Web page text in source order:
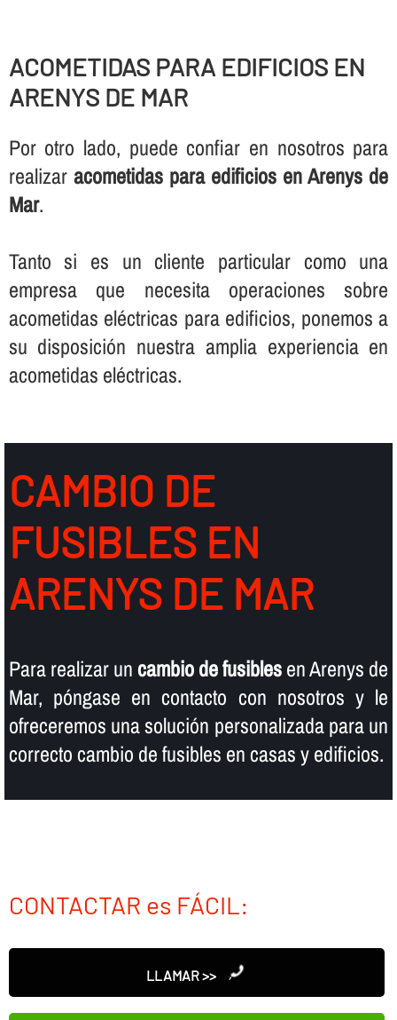
ACOMETIDAS PARA EDIFICIOS EN
ARENYS DE MAR
Por otro lado, puede confiar en nosotros para
realizar acometidas para edificios en Arenys de
Mar.
Tanto si es un cliente particular como una
empresa que necesita operaciones sobre
acometidas eléctricas para edificios, ponemos a
su disposición nuestra amplia experiencia en
acometidas eléctricas.
CAMBIO DE
FUSIBLES EN
ARENYS DE MAR
Para realizar uncambio de fusiblesen Arenys de
Mar, póngase en contacto con nosotros y le
ofreceremos una solución personalizada para un
correcto cambio de fusibles en casas y edificios.
CONTACTAR es FÁCIL:
LLAMAR >>